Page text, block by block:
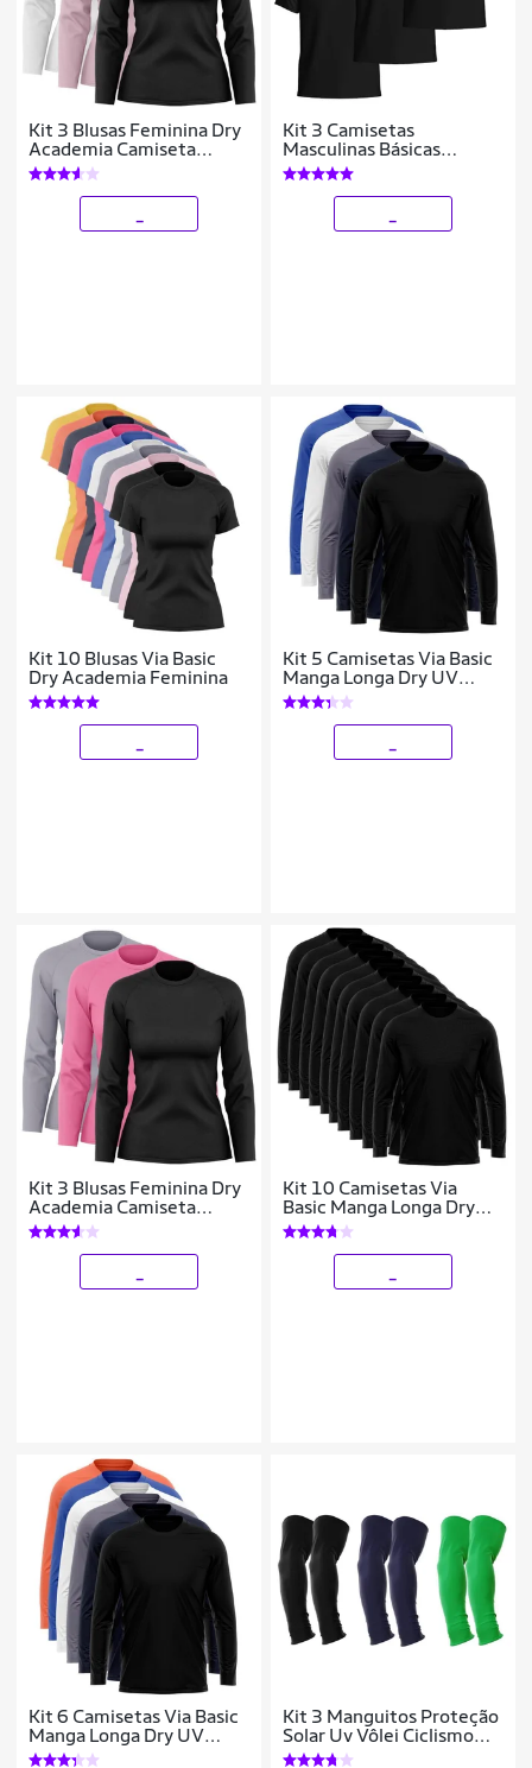
Kit 3 Blusas Feminina Dry
Academia Camiseta
Segunda Pele Manga
Longa Proteção Solar UV
Kit 3 Camisetas
Masculinas Básicas
Algodão Manga Curta
Confortáveis Dia a Dia
Kit 10 Blusas Via Basic
Dry Academia Feminina
Kit 5 Camisetas Via Basic
Manga Longa Dry UV
Proteção Solar Masculina
Kit 3 Blusas Feminina Dry
Academia Camiseta
Segunda Pele Manga
Longa Proteção Solar UV
Kit 10 Camisetas Via
Basic Manga Longa Dry
UV Proteção Solar
Masculina
Kit 6 Camisetas Via Basic
Manga Longa Dry UV
Proteção Solar Masculina
Kit 3 Manguitos Proteção
Solar Uv Vôlei Ciclismo
Protetor Braço Moto